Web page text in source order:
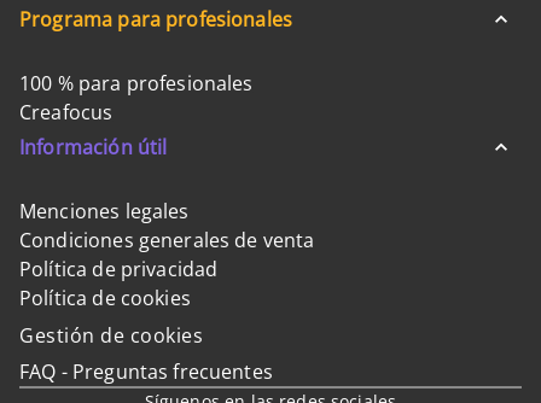
Programa para profesionales
100 % para profesionales
Creafocus
Información útil
Menciones legales
Condiciones generales de venta
Política de privacidad
Política de cookies
Gestión de cookies
FAQ - Preguntas frecuentes